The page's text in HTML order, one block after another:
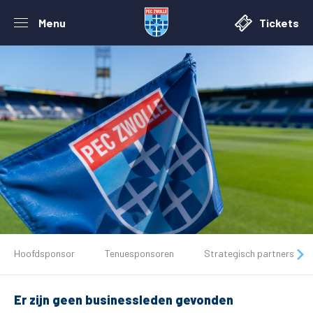
Menu Tickets
Tickets
Matchdays
Hoofdsponsor Tenuesponsoren Strategisch partners
Er zijn geen businessleden gevonden